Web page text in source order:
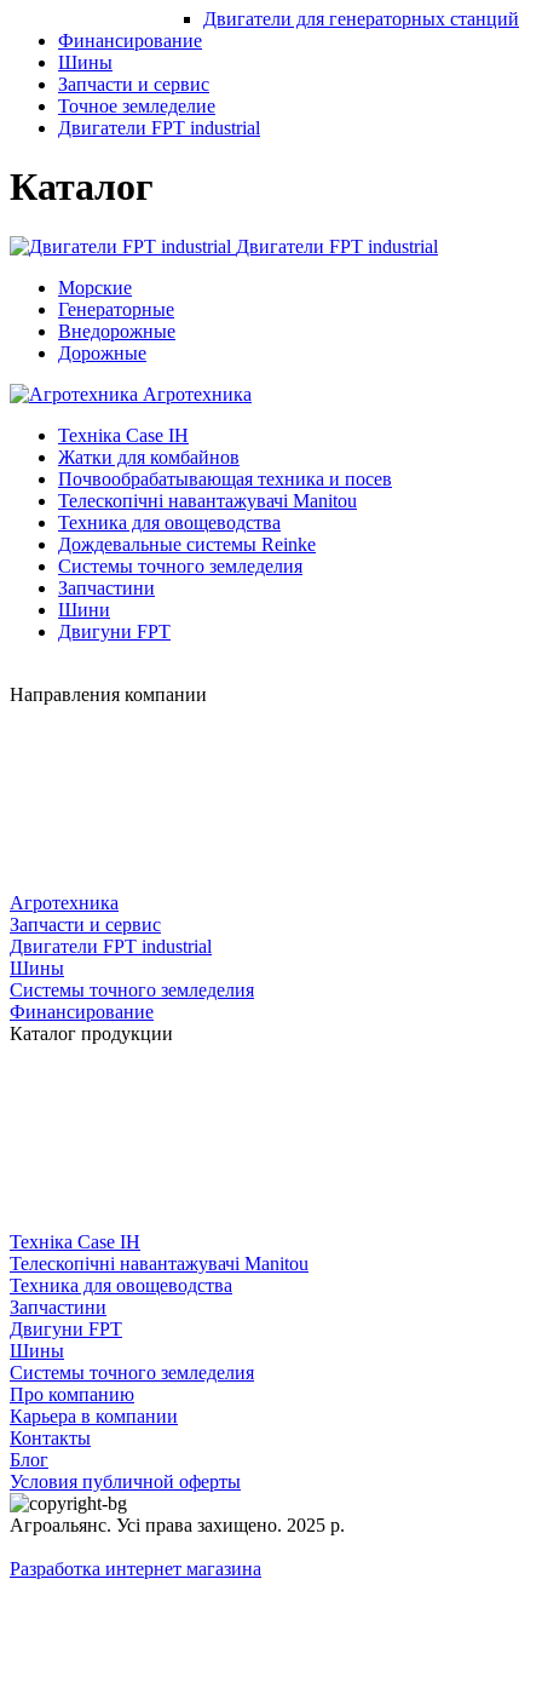
Двигатели для генераторных станций
Финансирование
Шины
Запчасти и сервис
Точное земледелие
Двигатели FPT industrial
Каталог
Двигатели FPT industrial
Морские
Генераторные
Внедорожные
Дорожные
Агротехника
Техніка Case IH
Жатки для комбайнов
Почвообрабатывающая техника и посев
Телескопічні навантажувачі Manitou
Техника для овощеводства
Дождевальные системы Reinke
Системы точного земледелия
Запчастини
Шини
Двигуни FPT
Направления компании
Агротехника
Запчасти и сервис
Двигатели FPT industrial
Шины
Системы точного земледелия
Финансирование
Каталог продукции
Техніка Case IH
Телескопічні навантажувачі Manitou
Техника для овощеводства
Запчастини
Двигуни FPT
Шины
Системы точного земледелия
Про компанию
Карьера в компании
Контакты
Блог
Условия публичной оферты
Агроальянс. Усі права захищено. 2025 р.
Разработка интернет магазина